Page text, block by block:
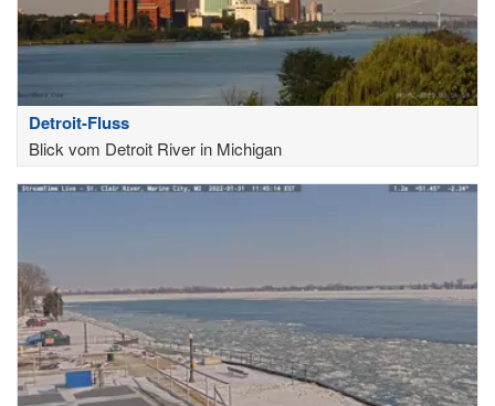
Detroit-Fluss
Blick vom Detroit River in Michigan